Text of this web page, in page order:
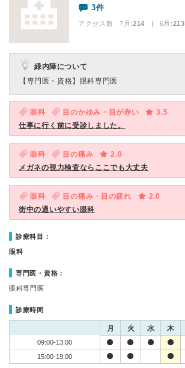
3件
アクセス数 7月:214 | 6月:213
緑内障について
【専門医・資格】 眼科専門医
眼科 目のかゆみ・目が赤い
3.5
仕事に行く前に受診しました。
眼科 目の痛み
2.0
メガネの視力検査ならここでも大丈夫
眼科 目の痛み・目の疲れ
2.0
街中の通いやすい眼科
診療科目：
眼科
専門医・資格：
眼科専門医
診療時間
月 火 水 木
09:00-13:00
15:00-19:00